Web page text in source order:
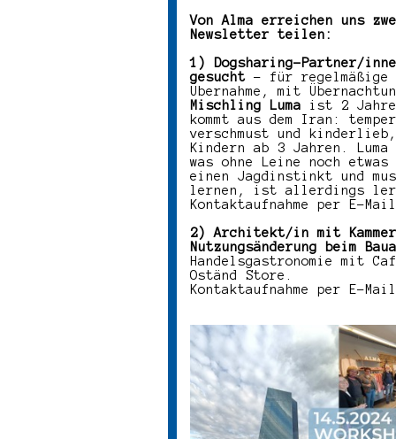
Von Alma erreichen uns
Newsletter teilen:
1) Dogsharing-Partner/
gesucht – für regelmäßige
Übernahme, mit
Mischling Luma ist 2
kommt aus dem Iran:
verschmust und
Kindern ab 3 Jahren.
was ohne Leine noch
einen Jagdinstinkt und
lernen, ist allerdings
Kontaktaufnahme per E-
2) Architekt/in mit
Nutzungsänderung beim
Handelsgastronomie mit
Oständ Store.
Kontaktaufnahme per E-